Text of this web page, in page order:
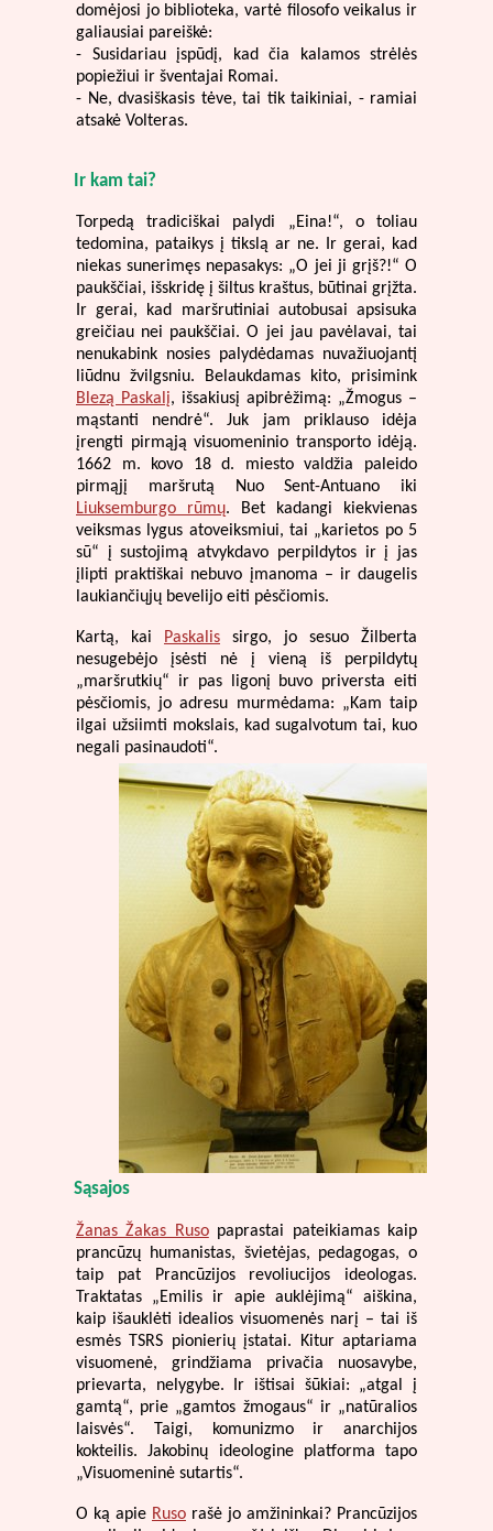
domėjosi jo biblioteka, vartė filosofo veikalus ir
galiausiai pareiškė:
- Susidariau įspūdį, kad čia kalamos strėlės
popiežiui ir šventajai Romai.
- Ne, dvasiškasis tėve, tai tik taikiniai, - ramiai
atsakė Volteras.
Ir kam tai?
Torpedą tradiciškai palydi „Eina!“, o toliau
tedomina, pataikys į tikslą ar ne. Ir gerai, kad
niekas sunerimęs nepasakys: „O jei ji grįš?!“ O
paukščiai, išskridę į šiltus kraštus, būtinai grįžta.
Ir gerai, kad maršrutiniai autobusai apsisuka
greičiau nei paukščiai. O jei jau pavėlavai, tai
nenukabink nosies palydėdamas nuvažiuojantį
liūdnu žvilgsniu. Belaukdamas kito, prisimink
Blezą Paskalį, išsakiusį apibrėžimą: „Žmogus –
mąstanti nendrė“. Juk jam priklauso idėja
įrengti pirmąją visuomeninio transporto idėją.
1662 m. kovo 18 d. miesto valdžia paleido
pirmąjį maršrutą Nuo Sent-Antuano iki
Liuksemburgo rūmų. Bet kadangi kiekvienas
veiksmas lygus atoveiksmiui, tai „karietos po 5
sū“ į sustojimą atvykdavo perpildytos ir į jas
įlipti praktiškai nebuvo įmanoma – ir daugelis
laukiančiųjų bevelijo eiti pėsčiomis.
Kartą, kai Paskalis sirgo, jo sesuo Žilberta
nesugebėjo įsėsti nė į vieną iš perpildytų
„maršrutkių“ ir pas ligonį buvo priversta eiti
pėsčiomis, jo adresu murmėdama: „Kam taip
ilgai užsiimti mokslais, kad sugalvotum tai, kuo
negali pasinaudoti“.
Sąsajos
Žanas Žakas Rusopaprastai pateikiamas kaip
prancūzų humanistas, švietėjas, pedagogas, o
taip pat Prancūzijos revoliucijos ideologas.
Traktatas „Emilis ir apie auklėjimą“ aiškina,
kaip išauklėti idealios visuomenės narį – tai iš
esmės TSRS pionierių įstatai. Kitur aptariama
visuomenė, grindžiama privačia nuosavybe,
prievarta, nelygybe. Ir ištisai šūkiai: „atgal į
gamtą“, prie „gamtos žmogaus“ ir „natūralios
laisvės“. Taigi, komunizmo ir anarchijos
kokteilis. Jakobinų ideologine platforma tapo
„Visuomeninė sutartis“.
O ką apie Ruso rašė jo amžininkai? Prancūzijos